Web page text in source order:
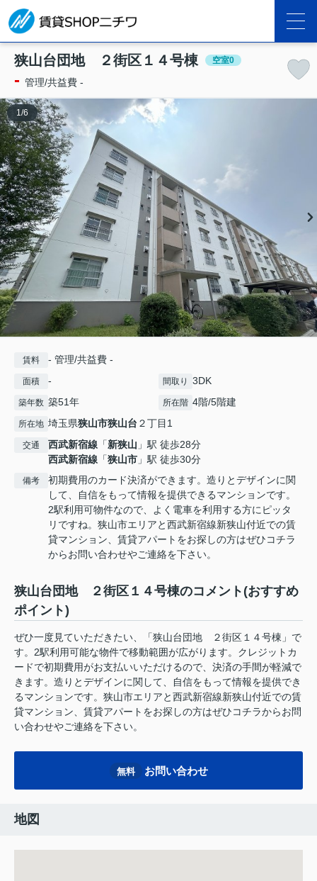
狭山台団地 ２街区１４号棟 空室0
- 管理/共益費 -
1 /6
賃料 - 管理/共益費 -
面積 - 間取り 3DK
築年数 築51年 所在階 4階/5階建
所在地 埼玉県狭山市狭山台 ２丁目1
交通 西武新宿線 「新狭山 」駅 徒歩28分
西武新宿線 「狭山市 」駅 徒歩30分
備考
初期費用のカード決済ができます。造りとデザインに関
して、自信をもって情報を提供できるマンションです。
2駅利用可物件なので、よく電車を利用する方にピッタ
リですね。狭山市エリアと西武新宿線新狭山付近での賃
貸マンション、賃貸アパートをお探しの方はぜひコチラ
からお問い合わせやご連絡を下さい。
狭山台団地 ２街区１４号棟のコメント(おすすめ
ポイント)
ぜひ一度見ていただきたい、「狭山台団地 ２街区１４号棟」で
す。2駅利用可能な物件で移動範囲が広がります。クレジットカ
ードで初期費用がお支払いいただけるので、決済の手間が軽減で
きます。造りとデザインに関して、自信をもって情報を提供でき
るマンションです。狭山市エリアと西武新宿線新狭山付近での賃
貸マンション、賃貸アパートをお探しの方はぜひコチラからお問
い合わせやご連絡を下さい。
無料 お問い合わせ
地図